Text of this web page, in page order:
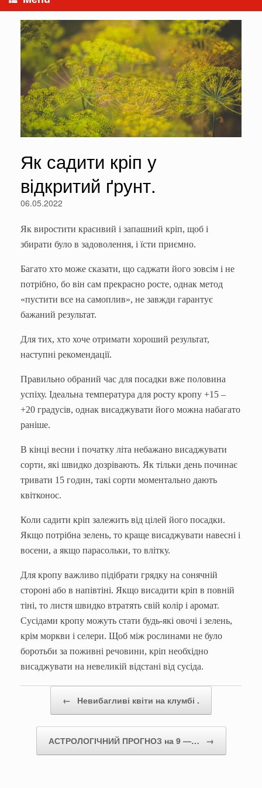
Як садити кріп у
відкритий ґрунт.
06.05.2022
Як виростити красивий і запашний кріп, щоб і
збирати було в задоволення, і їсти приємно.
Багато хто може сказати, що саджати його зовсім і не
потрібно, бо він сам прекрасно росте, однак метод
«пустити все на самоплив», не завжди гарантує
бажаний результат.
Для тих, хто хоче отримати хороший результат,
наступні рекомендації.
Правильно обраний час для посадки вже половина
успіху. Ідеальна температура для росту кропу +15 –
+20 градусів, однак висаджувати його можна набагато
раніше.
В кінці весни і початку літа небажано висаджувати
сорти, які швидко дозрівають. Як тільки день починає
тривати 15 годин, такі сорти моментально дають
квітконос.
Коли садити кріп залежить від цілей його посадки.
Якщо потрібна зелень, то краще висаджувати навесні і
восени, а якщо парасольки, то влітку.
Для кропу важливо підібрати грядку на сонячній
стороні або в напівтіні. Якщо висадити кріп в повній
тіні, то листя швидко втратять свій колір і аромат.
Сусідами кропу можуть стати будь-які овочі і зелень,
крім моркви і селери. Щоб між рослинами не було
боротьби за поживні речовини, кріп необхідно
висаджувати на невеликій відстані від сусіда.
← Невибагливі квіти на клумбі .
АСТРОЛОГІЧНИЙ ПРОГНОЗ на 9 —… →